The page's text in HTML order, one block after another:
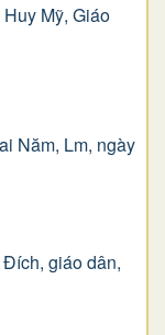
Mỹ, Giáo
Năm, Lm, ngày
giáo dân,